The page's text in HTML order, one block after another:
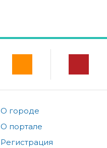
О городе
О портале
Регистрация